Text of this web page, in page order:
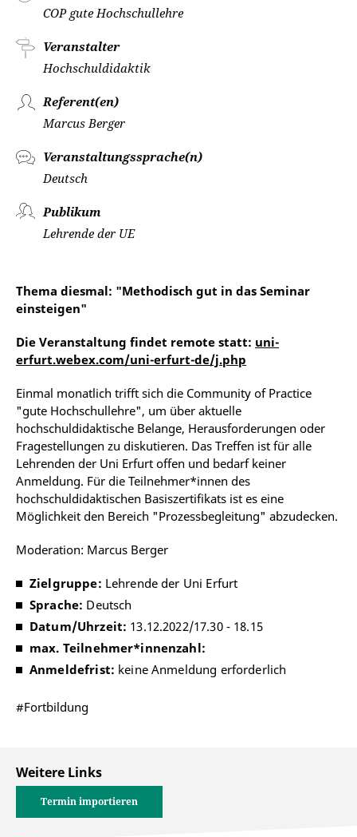
COP gute Hochschullehre
Veranstalter
Hochschuldidaktik
Referent(en)
Marcus Berger
Veranstaltungssprache(n)
Deutsch
Publikum
Lehrende der UE
Thema diesmal: "Methodisch gut in das Seminar
einsteigen"
Die Veranstaltung findet remote statt: uni-
erfurt.webex.com/uni-erfurt-de/j.php
Einmal monatlich trifft sich die Community of Practice
"gute Hochschullehre", um über aktuelle
hochschuldidaktische Belange, Herausforderungen oder
Fragestellungen zu diskutieren. Das Treffen ist für alle
Lehrenden der Uni Erfurt offen und bedarf keiner
Anmeldung. Für die Teilnehmer*innen des
hochschuldidaktischen Basiszertifikats ist es eine
Möglichkeit den Bereich "Prozessbegleitung" abzudecken.
Moderation: Marcus Berger
Zielgruppe: Lehrende der Uni Erfurt
Sprache: Deutsch
Datum/Uhrzeit: 13.12.2022/17.30 - 18.15
max. Teilnehmer*innenzahl:
Anmeldefrist: keine Anmeldung erforderlich
#Fortbildung
Weitere Links
Termin importieren